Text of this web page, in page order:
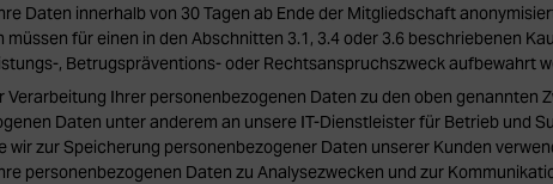
Daten innerhalb von 30 Tagen ab Ende der Mitgliedschaft
müssen für einen in den Abschnitten 3.1, 3.4 oder 3.6 beschriebenen
, Betrugspräventions- oder Rechtsanspruchszweck aufbewahrt
Verarbeitung Ihrer personenbezogenen Daten zu den oben genannten
Daten unter anderem an unsere IT-Dienstleister für Betrieb und
wir zur Speicherung personenbezogener Daten unserer Kunden
personenbezogenen Daten zu Analysezwecken und zur